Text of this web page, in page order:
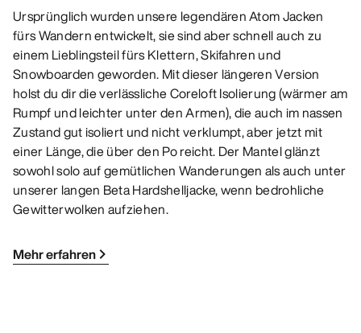
Ursprünglich wurden unsere legendären Atom Jacken
fürs Wandern entwickelt, sie sind aber schnell auch zu
einem Lieblingsteil fürs Klettern, Skifahren und
Snowboarden geworden. Mit dieser längeren Version
holst du dir die verlässliche Coreloft Isolierung (wärmer am
Rumpf und leichter unter den Armen), die auch im nassen
Zustand gut isoliert und nicht verklumpt, aber jetzt mit
einer Länge, die über den Po reicht. Der Mantel glänzt
sowohl solo auf gemütlichen Wanderungen als auch unter
unserer langen Beta Hardshelljacke, wenn bedrohliche
Gewitterwolken aufziehen.
Mehr erfahren